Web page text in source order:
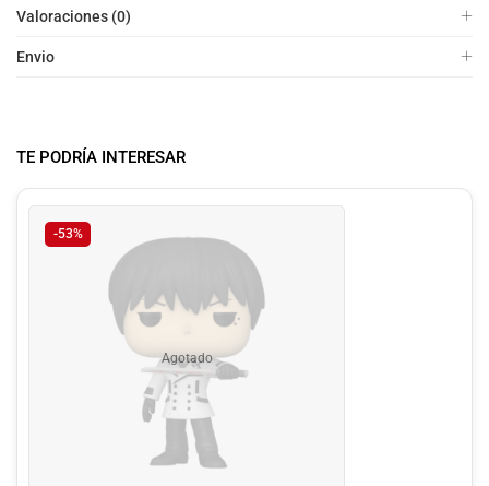
Valoraciones (0)
Envio
TE PODRÍA INTERESAR
-53%
Agotado